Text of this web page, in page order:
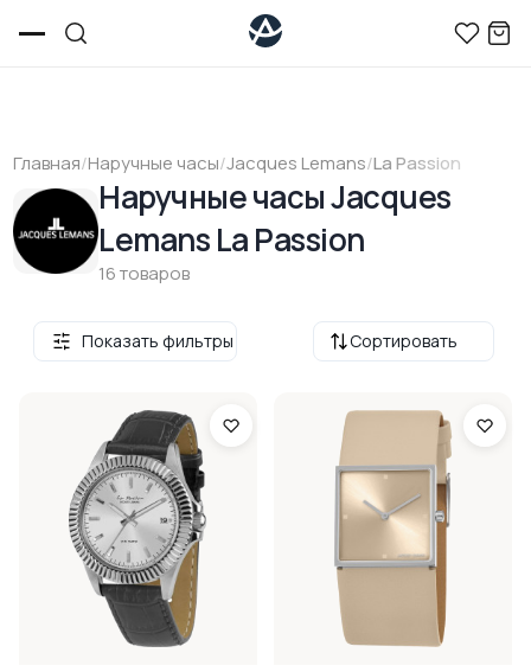
Главная/Наручные часы/Jacques Lemans/La Passion
Наручные часы Jacques
Lemans La Passion
16 товаров
Сортировать
Показать фильтры